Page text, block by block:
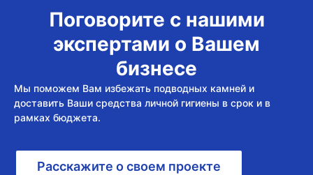
Поговорите с нашими
экспертами о Вашем
бизнесе
Мы поможем Вам избежать подводных камней и
доставить Ваши средства личной гигиены в срок и в
рамках бюджета.
Расскажите о своем проекте